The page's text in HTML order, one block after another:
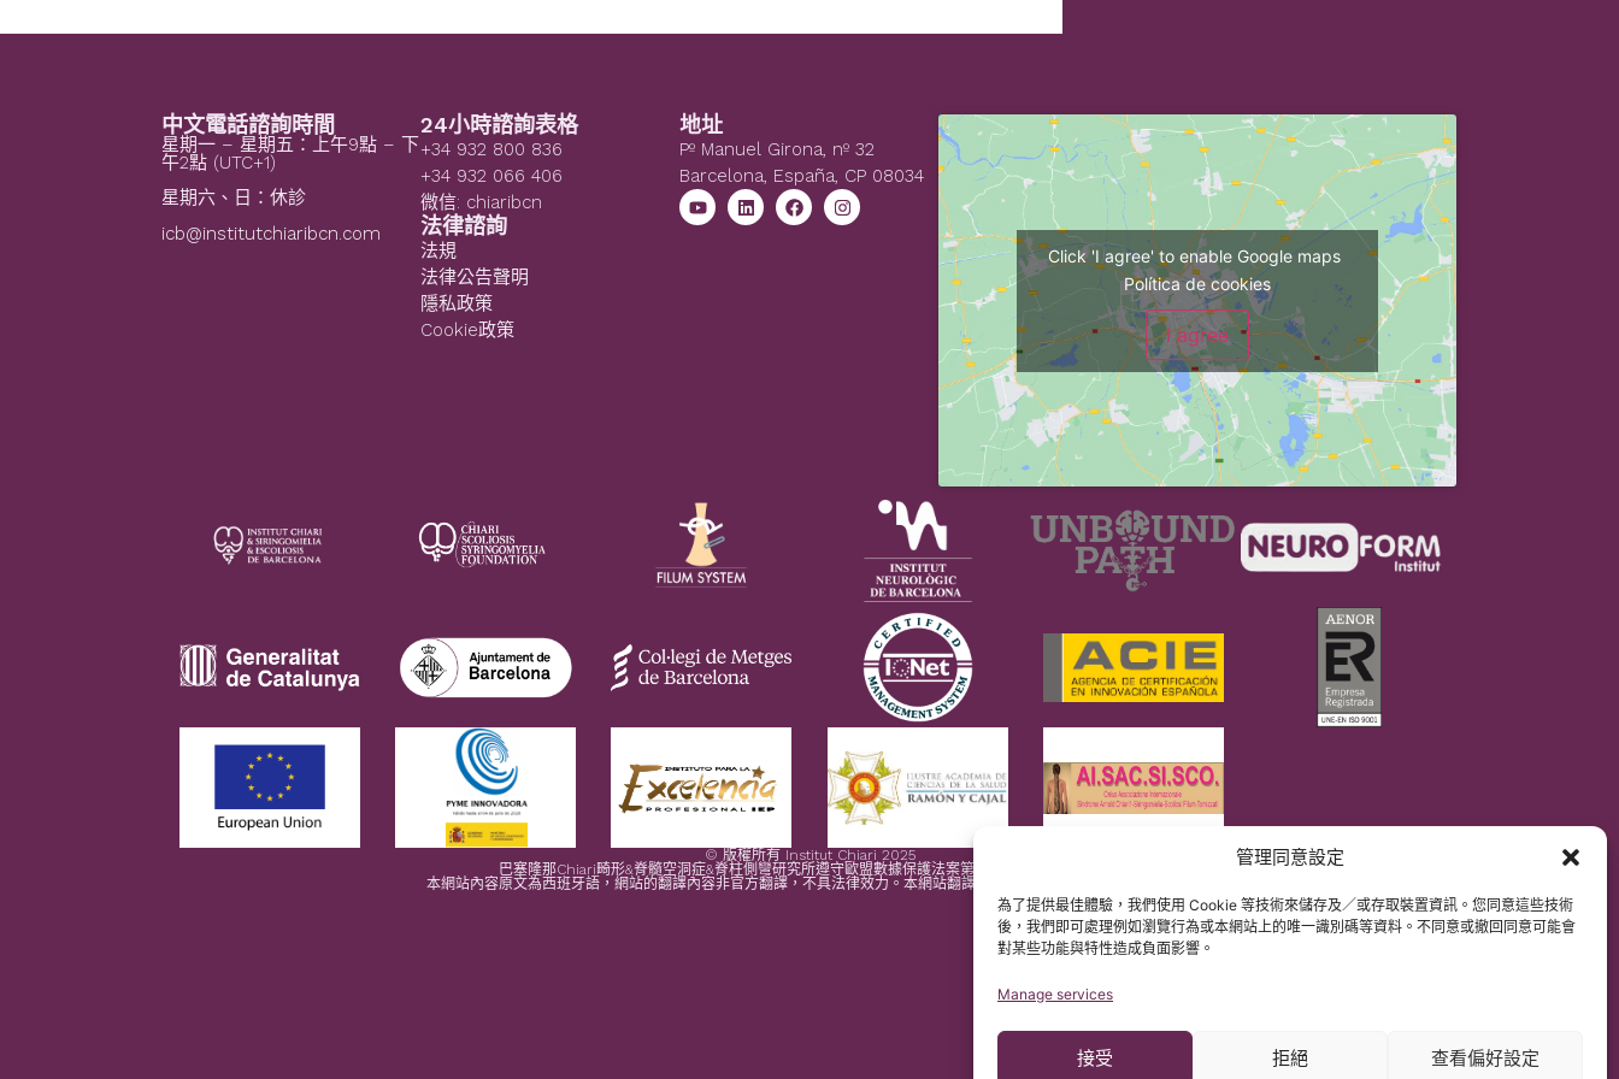
管理同意設定
為了提供最佳體驗，我們使用 Cookie 等技術來儲存及／或存取裝置資訊。您同意這些技術
後，我們即可處理例如瀏覽行為或本網站上的唯一識別碼等資料。不同意或撤回同意可能會
對某些功能與特性造成負面影響。
Manage services
接受 拒絕 查看偏好設定
中文電話諮詢時間
星期一 – 星期五：上午9點 – 下
午2點 (UTC+1)
星期六、日：休診
icb@institutchiaribcn.com
24小時諮詢表格
+34 932 800 836
+34 932 066 406
微信: chiaribcn
法律諮詢
法規
法律公告聲明
隱私政策
Cookie政策
地址
Pº Manuel Girona, nº 32
Barcelona, España, CP 08034
Click 'I agree' to enable Google maps
Política de cookies
I agree
© 版權所有 Institut Chiari 2025
巴塞隆那Chiari畸形&脊髓空洞症&脊柱側彎研究所遵守歐盟數據保護法案第2016/679條（GDPR）
本網站內容原文為西班牙語，網站的翻譯內容非官方翻譯，不具法律效力。本網站翻譯旨在幫助讀者理解原文網站內容。